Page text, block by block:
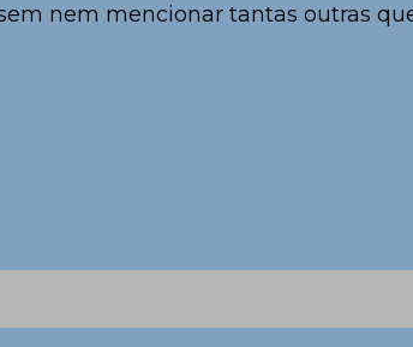
nem mencionar tantas outras